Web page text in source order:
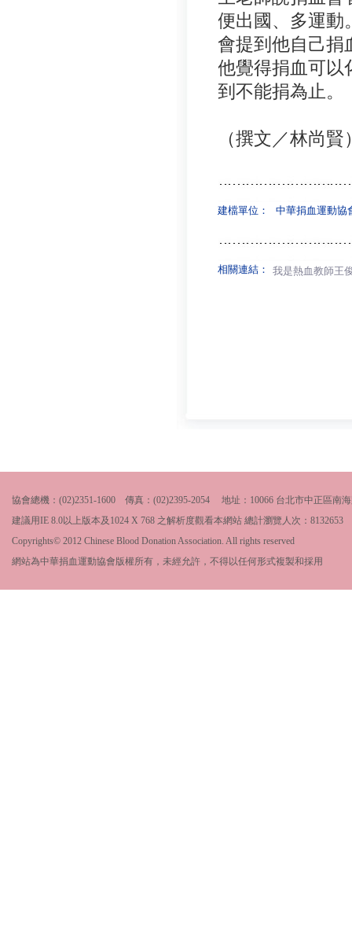
便出國、多運動
會提到他自己捐
他覺得捐血可以
到不能捐為止。
（撰文／林尚賢
建檔單位： 中華捐血運動協
相關連結： 我是熱血教師王
協會總機：(02)2351-1600 傳真：(02)2395-2054 地址：10066 台北市中正區南
建議用IE 8.0以上版本及1024 X 768 之解析度觀看本網站 總計瀏覽人次： 8132653
Copyrights© 2012 Chinese Blood Donation Association. All rights reserved
網站為中華捐血運動協會版權所有，未經允許，不得以任何形式複製和採用